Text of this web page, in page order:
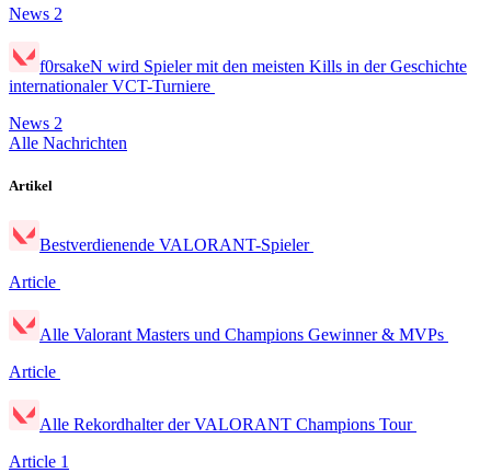
News 2
f0rsakeN wird Spieler mit den meisten Kills in der Geschichte
internationaler VCT-Turniere
News 2
Alle Nachrichten
Artikel
Bestverdienende VALORANT-Spieler
Article
Alle Valorant Masters und Champions Gewinner & MVPs
Article
Alle Rekordhalter der VALORANT Champions Tour
Article 1